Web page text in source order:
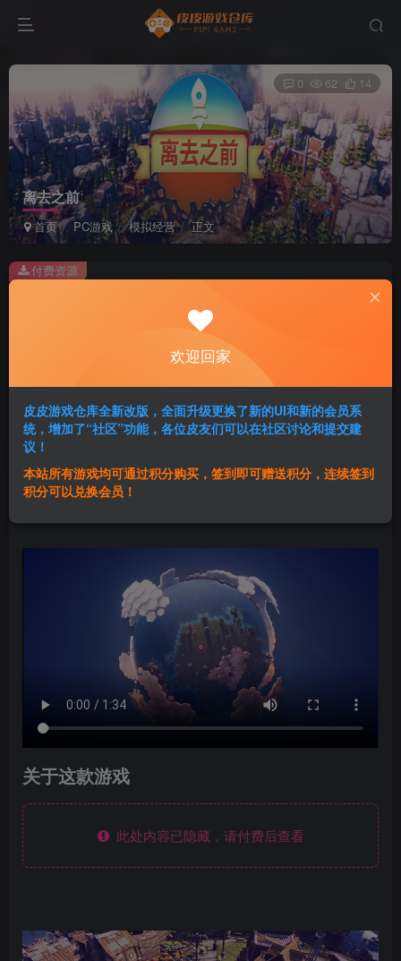
离去之前
首页 PC游戏 模拟经营 正文
0 62 14
此内容为付费资源，请付费后查看
2积分
黄金会员免费 超级会员免费
登录购买
付费资源
群主1号
关于这款游戏
此处内容已隐藏，请付费后查看
欢迎回家
皮皮游戏仓库全新改版，全面升级更换了新的UI和新的会员系
统，增加了“社区”功能，各位皮友们可以在社区讨论和提交建
议！
本站所有游戏均可通过积分购买，签到即可赠送积分，连续签到
积分可以兑换会员！